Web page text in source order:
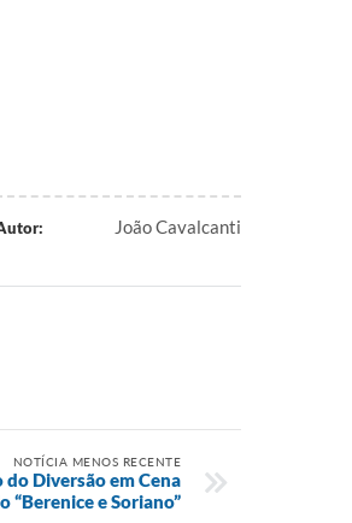
João Cavalcanti
NOTÍCIA MENOS RECENTE
do Diversão em Cena
“Berenice e Soriano”